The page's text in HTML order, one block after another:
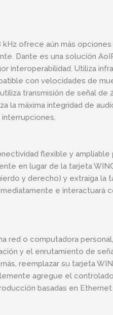
ofrece aún más
Dante es una solución
interoperabilidad. Utiliza
con velocidades de
transmisión de señal de
la máxima integridad de
flexible y ampliable
en lugar de la tarjeta
y derecho) y extraiga la
e interactuará
red o computadora
y el enrutamiento de
reemplazar su tarjeta
agregue el
basadas en